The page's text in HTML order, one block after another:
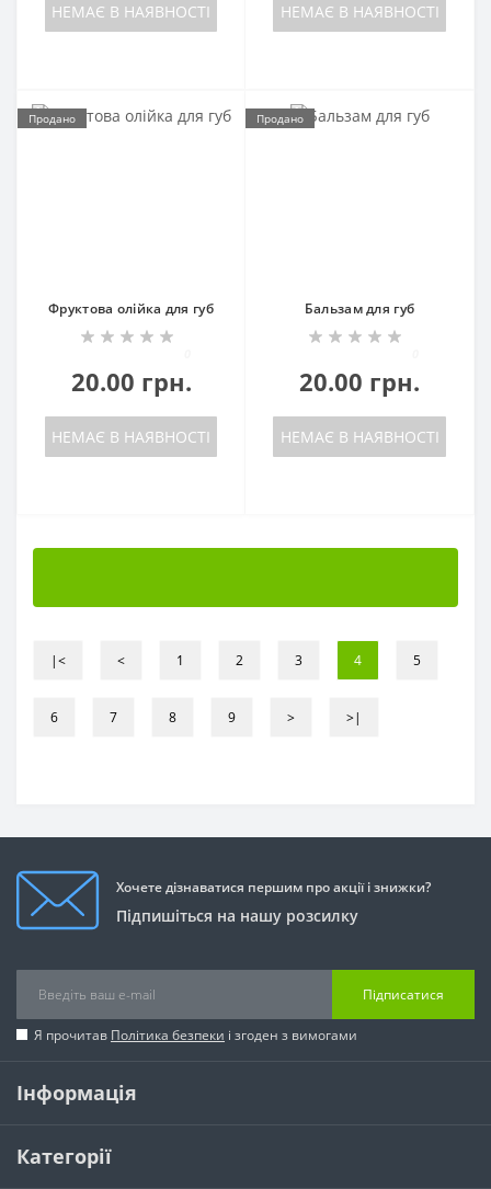
НЕМАЄ В НАЯВНОСТІ НЕМАЄ В НАЯВНОСТІ
Продано
Фруктова олійка для губ
20.00 грн.
НЕМАЄ В НАЯВНОСТІ
Продано
Бальзам для губ
20.00 грн.
НЕМАЄ В НАЯВНОСТІ
|< < 1 2 3 4 5
6 7 8 9 > >|
Хочете дізнаватися першим про акції і знижки?
Підпишіться на нашу розсилку
Підписатися
Я прочитав Політика безпеки і згоден з вимогами
Інформація
Категорії